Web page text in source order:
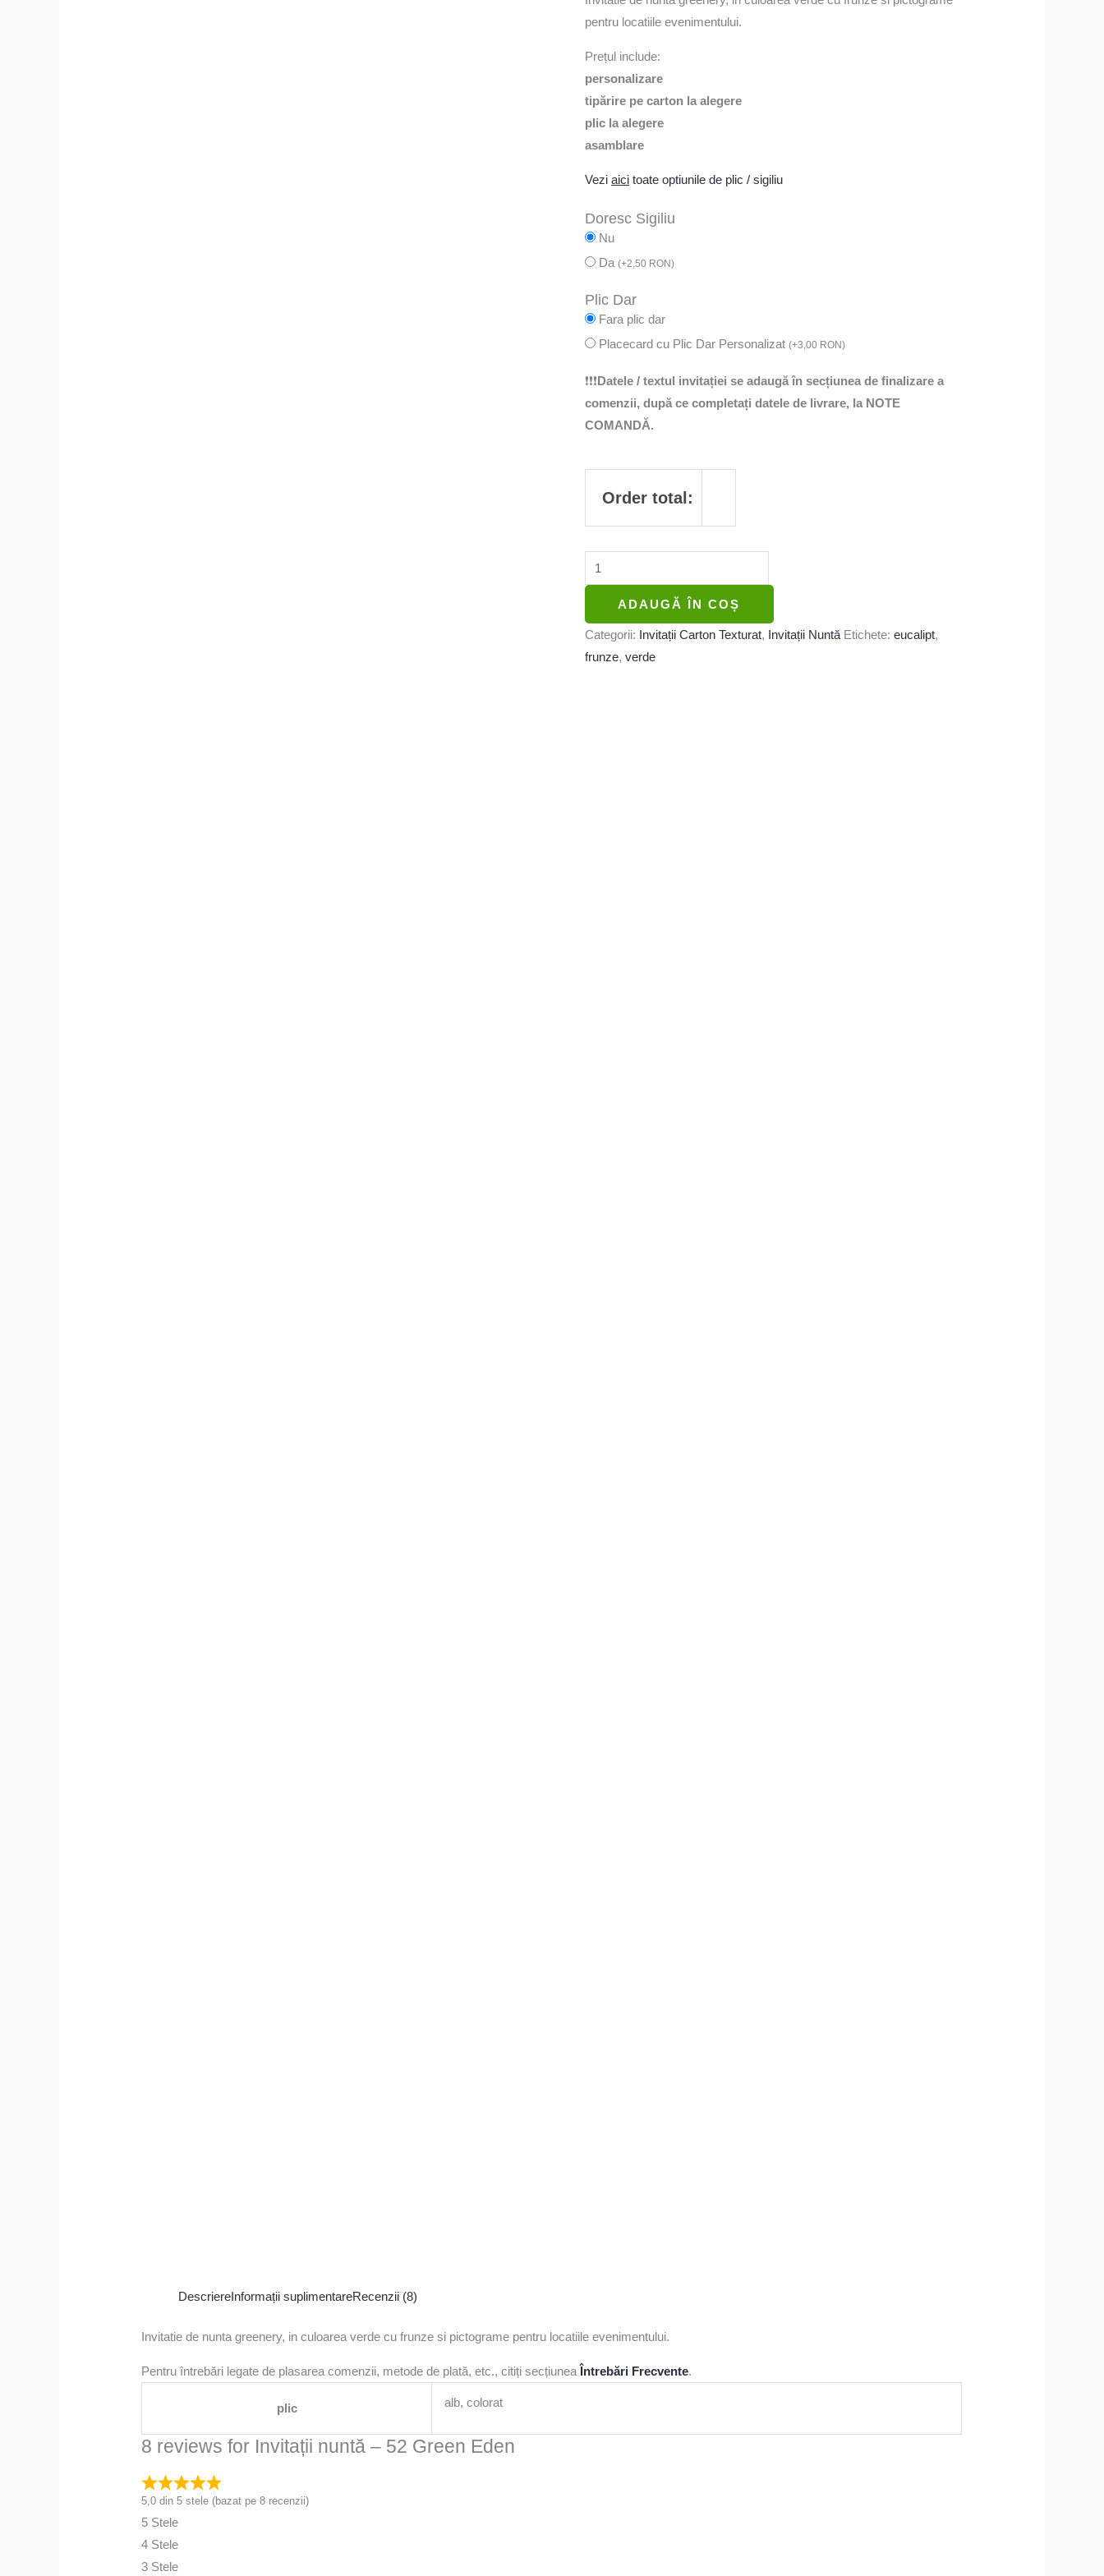
pentru locatiile evenimentului.
Prețul include:
personalizare
tipărire pe carton la alegere
plic la alegere
asamblare
Vezi aici toate optiunile de plic / sigiliu
Doresc Sigiliu
Nu
Da (+2,50 RON)
Plic Dar
Fara plic dar
Placecard cu Plic Dar Personalizat (+3,00 RON)
❗❗❗Datele / textul invitației se adaugă în secțiunea de finalizare a
comenzii, după ce completați datele de livrare, la NOTE
COMANDĂ.
Order total:
ADAUGĂ ÎN COȘ
Categorii: Invitații Carton Texturat, Invitații Nuntă Etichete: eucalipt,
frunze, verde
DescriereInformații suplimentareRecenzii (8)
Invitatie de nunta greenery, in culoarea verde cu frunze si pictograme pentru locatiile evenimentului.
Pentru întrebări legate de plasarea comenzii, metode de plată, etc., citiți secțiunea Întrebări Frecvente.
plic alb, colorat
8 reviews for Invitații nuntă – 52 Green Eden
5,0 din 5 stele (bazat pe 8 recenzii)
5 Stele
4 Stele
3 Stele